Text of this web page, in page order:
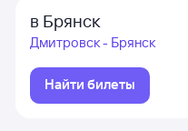
в Брянск
Дмитровск - Брянск
Найти билеты